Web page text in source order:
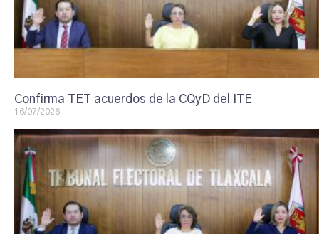
Confirma TET acuerdos de la CQyD del ITE
16/07/2026